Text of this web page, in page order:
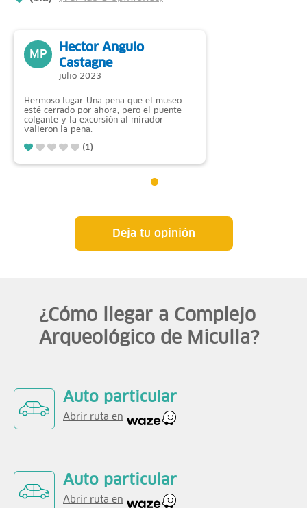
MP
Hector Angulo
Castagne
julio 2023
Hermoso lugar. Una pena que el museo
esté cerrado por ahora, pero el puente
colgante y la excursión al mirador
valieron la pena.
(1)
Deja tu opinión
¿Cómo llegar a Complejo
Arqueológico de Miculla?
Auto particular
Abrir ruta en
Auto particular
Abrir ruta en